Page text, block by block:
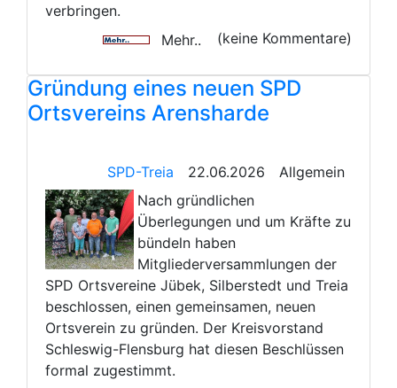
verbringen.
Mehr..
(keine Kommentare)
Gründung eines neuen SPD
Ortsvereins Arensharde
Allgemein
22.06.2026
SPD-Treia
Nach gründlichen
Überlegungen und um Kräfte zu
bündeln haben
Mitgliederversammlungen der
SPD Ortsvereine Jübek, Silberstedt und Treia
beschlossen, einen gemeinsamen, neuen
Ortsverein zu gründen. Der Kreisvorstand
Schleswig-Flensburg hat diesen Beschlüssen
formal zugestimmt.